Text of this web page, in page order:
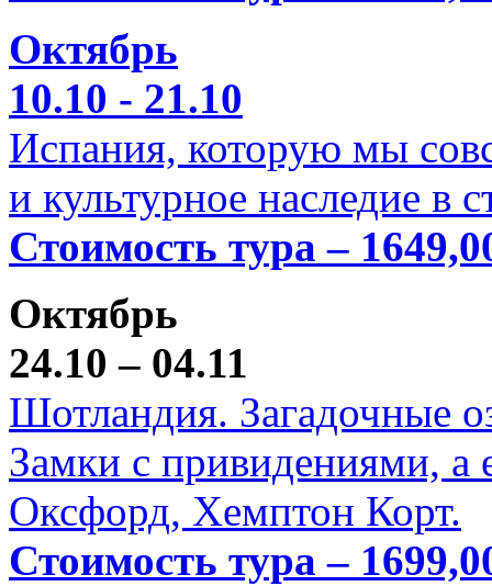
Октябрь
10.10 - 21.10
Испания, которую мы
и культурное наследие в
Стоимость тура –
Октябрь
24.10 – 04.11
Шотландия. Загадочные
Замки с привидениями,
Оксфорд, Хемптон Корт.
Стоимость тура –